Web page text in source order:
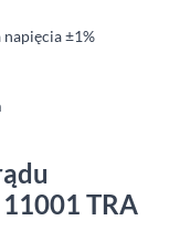
±1%
TRA